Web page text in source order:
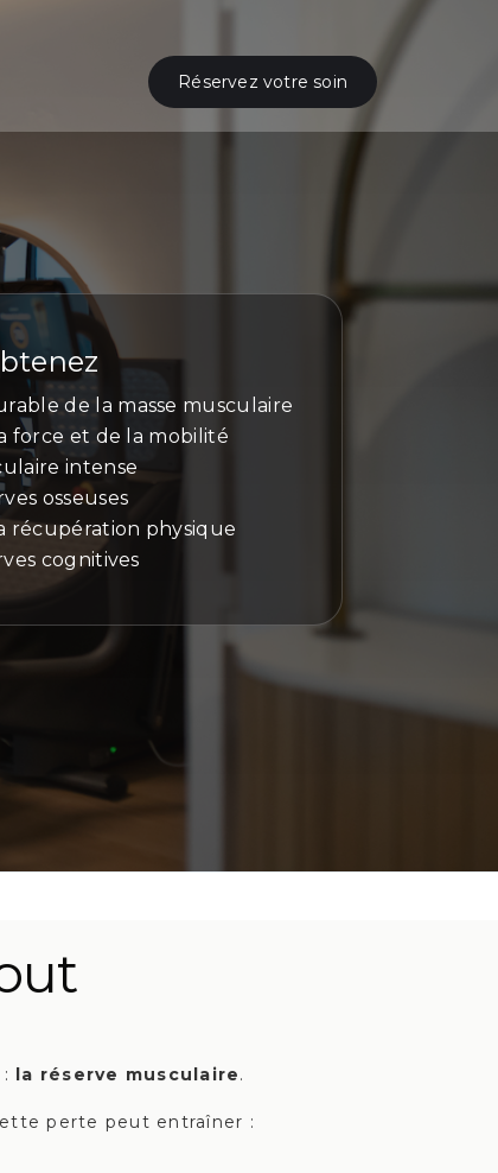
Réservez votre soin
de la masse musculaire
force et de la mobilité
intense
osseuses
récupération physique
cognitives
la réserve musculaire.
perte peut entraîner :